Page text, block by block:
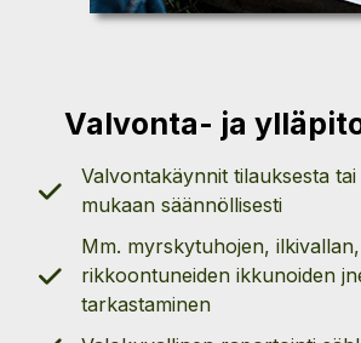
Valvonta- ja
Valvontakäynnit tilauksesta
mukaan säännöllisesti
Mm. myrskytuhojen, ilkivallan,
rikkoontuneiden ikkunoiden
tarkastaminen